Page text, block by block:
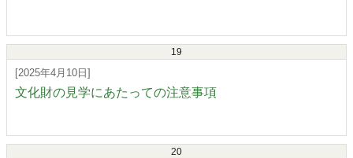
19
[2025年4月10日]
文化財の見学にあたっての注意事項
20